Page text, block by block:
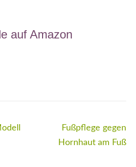
auf Amazon
Fußpflege gegen
Hornhaut am Fuß